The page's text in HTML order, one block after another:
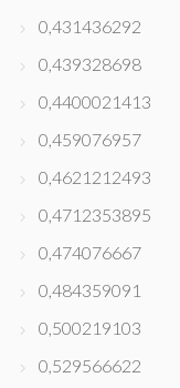
0,431436292
0,439328698
0,4400021413
0,459076957
0,4621212493
0,4712353895
0,474076667
0,484359091
0,500219103
0,529566622